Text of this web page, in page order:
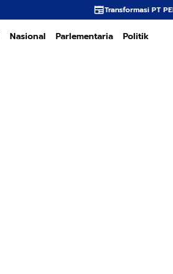
Transformasi PT PEMA Memerlukan
Nasional Parlementaria Politik